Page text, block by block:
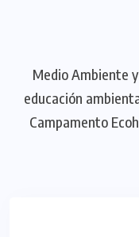
Medio Ambiente
educación
Campamento